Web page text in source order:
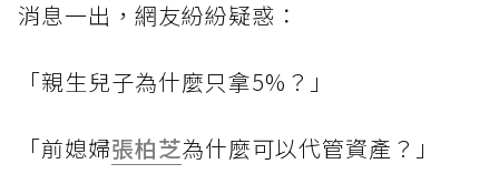
消息一出，網友紛紛疑惑：
「親生兒子為什麼只拿5%？」
「前媳婦張柏芝為什麼可以代管資產？」